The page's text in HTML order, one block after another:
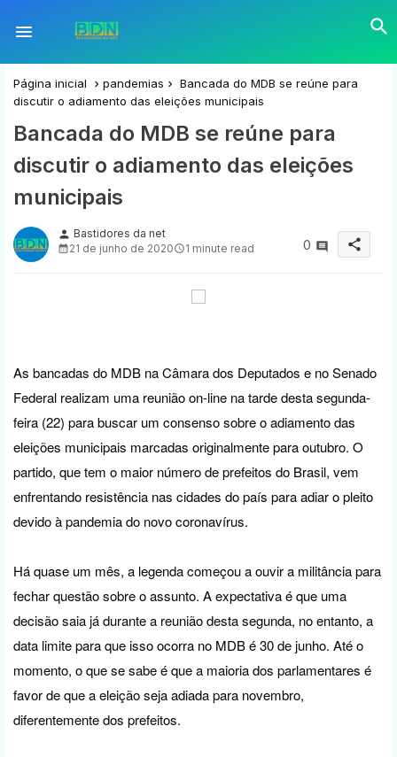
Página inicial pandemias
Bancada do MDB se reúne para
discutir o adiamento das eleições municipais
Bancada do MDB se reúne para
discutir o adiamento das eleições
municipais
person Bastidores da net
21 de junho de 2020
1 minute read 0 share
As bancadas do MDB na Câmara dos Deputados e no Senado
Federal realizam uma reunião on-line na tarde desta segunda-
feira (22) para buscar um consenso sobre o adiamento das
eleições municipais marcadas originalmente para outubro. O
partido, que tem o maior número de prefeitos do Brasil, vem
enfrentando resistência nas cidades do país para adiar o pleito
devido à pandemia do novo coronavírus.
Há quase um mês, a legenda começou a ouvir a militância para
fechar questão sobre o assunto. A expectativa é que uma
decisão saia já durante a reunião desta segunda, no entanto, a
data limite para que isso ocorra no MDB é 30 de junho. Até o
momento, o que se sabe é que a maioria dos parlamentares é
favor de que a eleição seja adiada para novembro,
diferentemente dos prefeitos.